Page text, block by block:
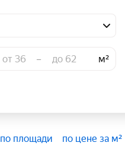
– м²
по площади по цене за м²